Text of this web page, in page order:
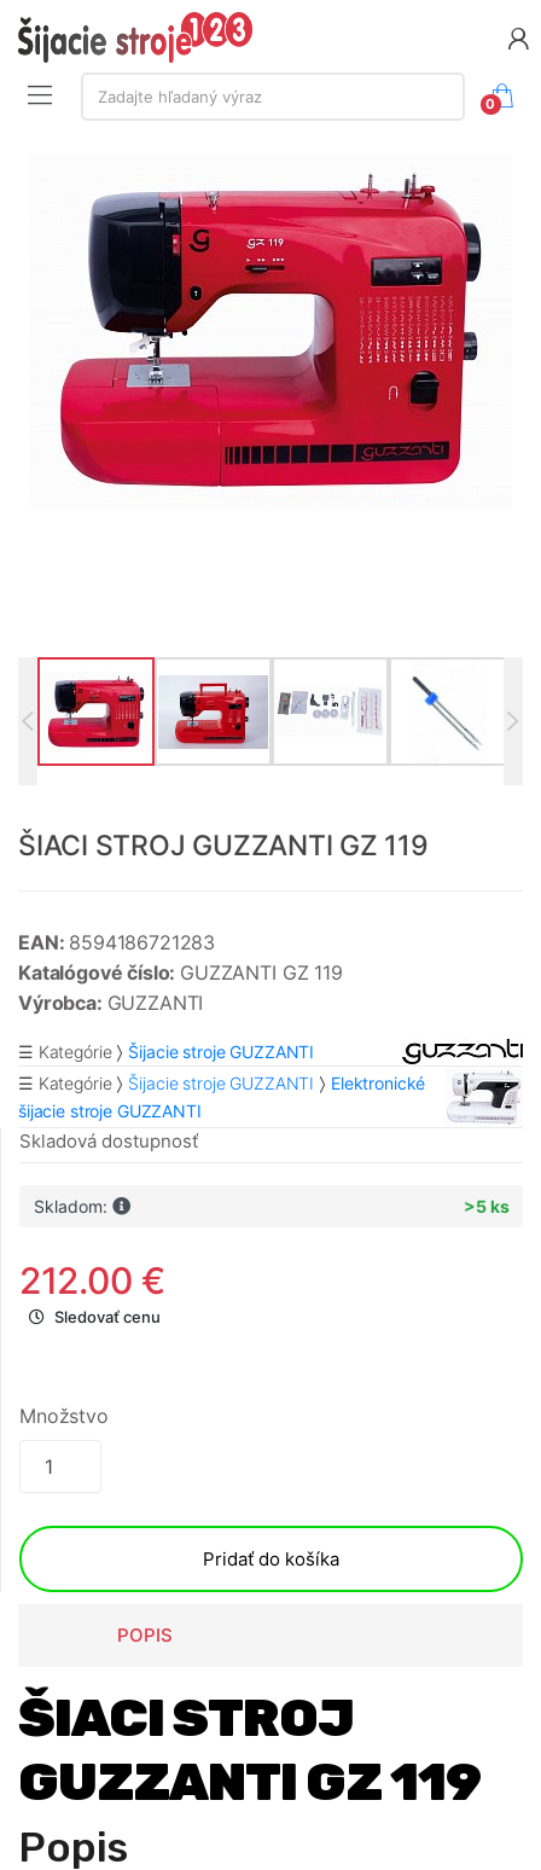
Vyhľadávanie:
Zadajte hľadaný výraz
0
ŠIACI STROJ GUZZANTI GZ 119
EAN: 8594186721283
Katalógové číslo: GUZZANTI GZ 119
Výrobca: GUZZANTI
☰ Kategórie
Šijacie stroje GUZZANTI
☰ Kategórie
Šijacie stroje GUZZANTI
Elektronické
šijacie stroje GUZZANTI
Skladová dostupnosť
Skladom: >5 ks
212.00 €
Sledovať cenu
Množstvo
Pridať do košíka
POPIS
ŠIACI STROJ
GUZZANTI GZ 119
Popis